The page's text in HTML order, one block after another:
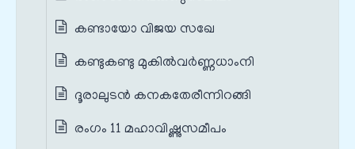
കണ്ടായോ വിജയ സഖേ
കണ്ടുകണ്ടു മുകിൽവർണ്ണധാംനി
ദൂരാലുടൻ കനകതേരീന്നിറങ്ങി
രംഗം 11 മഹാവിഷ്ണുസമീപം